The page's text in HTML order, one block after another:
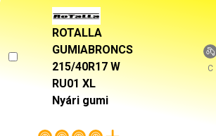
ROTALLA
215/40R17 W RU01 XL
Nyári gumi
C B 69